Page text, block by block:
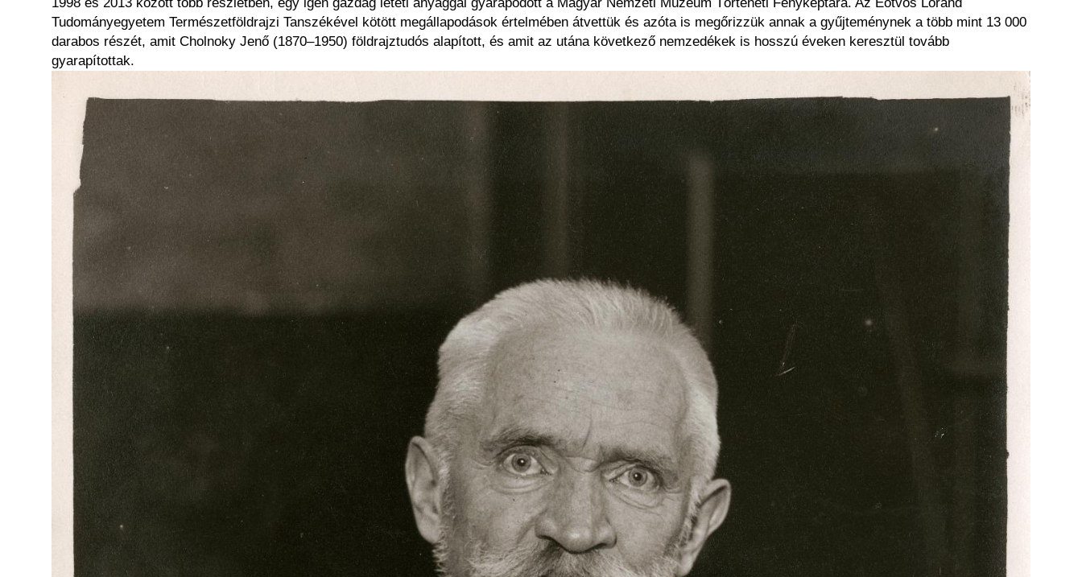
Tudományegyetem Természetföldrajzi Tanszékével kötött megállapodások értelmében átvettük és azóta is megőrizzük annak a gyűjteménynek a több mint 13 000
darabos részét, amit Cholnoky Jenő (1870–1950) földrajztudós alapított, és amit az utána következő nemzedékek is hosszú éveken keresztül tovább
gyarapítottak.